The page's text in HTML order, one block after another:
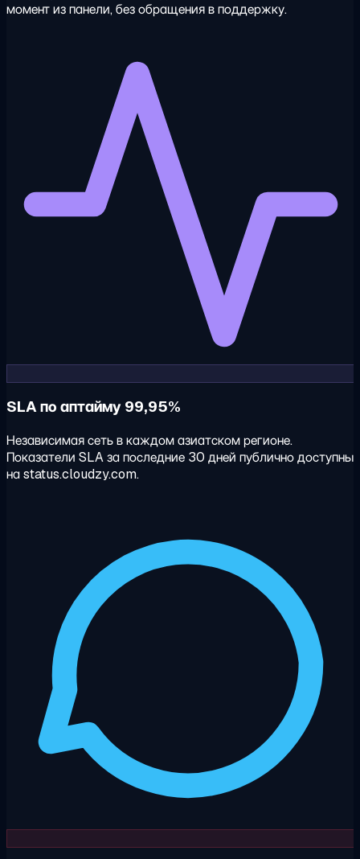
момент из панели, без обращения в поддержку.
SLA по аптайму 99,95%
Независимая сеть в каждом азиатском регионе.
Показатели SLA за последние 30 дней публично доступны
на status.cloudzy.com.